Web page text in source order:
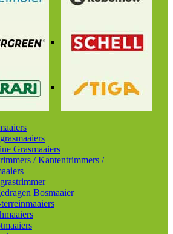
Grasmaaiers
/ Kantentrimmers /
Bosmaaier